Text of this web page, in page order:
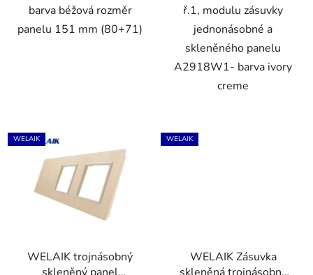
barva béžová rozměr
panelu 151 mm (80+71)
ř.1, modulu zásuvky
jednonásobné a
skleněného panelu
A2918W1- barva ivory
creme
WELAIK
WELAIK trojnásobný
WELAIK
WELAIK Zásuvka